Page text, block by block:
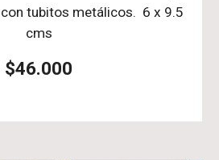
tubitos metálicos.  6 x 9.5
cms
$46.000